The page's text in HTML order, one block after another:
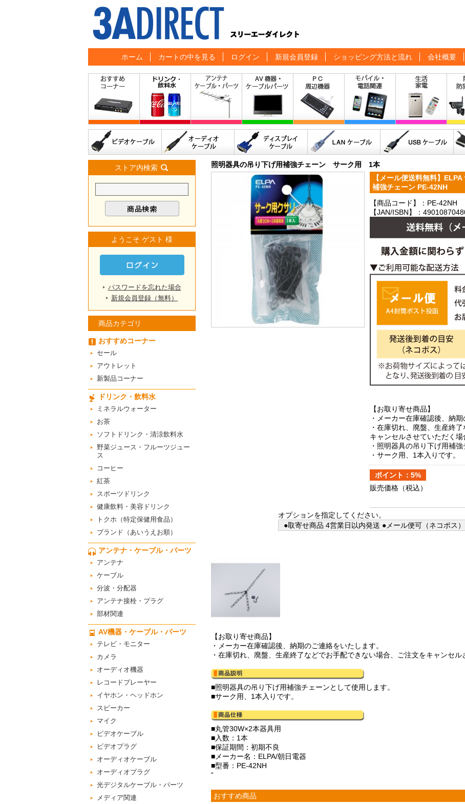
ホーム カートの中を見る ログイン 新規会員登録 ショッピング方法と流れ 会社概要
ストア内検索
ようこそ ゲスト 様
パスワードを忘れた場合
新規会員登録（無料）
商品カテゴリ
おすすめコーナー
セール
アウトレット
新製品コーナー
ドリンク・飲料水
ミネラルウォーター
お茶
ソフトドリンク・清涼飲料水
野菜ジュース・フルーツジュー
ス
コーヒー
紅茶
スポーツドリンク
健康飲料・美容ドリンク
トクホ（特定保健用食品）
ブランド（あいうえお順）
アンテナ・ケーブル・パーツ
アンテナ
ケーブル
分波・分配器
アンテナ接栓・プラグ
部材関連
AV機器・ケーブル・パーツ
テレビ・モニター
カメラ
オーディオ機器
レコードプレーヤー
イヤホン・ヘッドホン
スピーカー
マイク
ビデオケーブル
ビデオプラグ
オーディオケーブル
オーディオプラグ
光デジタルケーブル・パーツ
メディア関連
照明器具の吊り下げ用補強チェーン サーク用 1本
【メール便送料無料】
補強チェーン PE-42NH
【商品コード】：PE-42NH
【JAN/ISBN】：
【お取り寄せ商品】
・メーカー在庫確認後、納
・在庫切れ、廃盤、生産終
キャンセルさせていただく場
・照明器具の吊り下げ用補
・サーク用、1本入りです。
ポイント：5%
販売価格 （税込）
オプションを指定してください。
●取寄せ商品 4営業日以内発送 ●メール便可（ネコポス
【お取り寄せ商品】
・メーカー在庫確認後、納期のご連絡をいたします。
・在庫切れ、廃盤、生産終了などでお手配できない場合、ご注文をキャンセル
■照明器具の吊り下げ用補強チェーンとして使用します。
■サーク用、1本入りです。
■丸管30W×2本器具用
■入数：1本
■保証期間：初期不良
■メーカー名：ELPA/朝日電器
■型番：PE-42NH
“
おすすめ商品